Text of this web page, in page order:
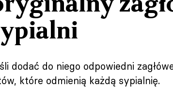
dodać do niego odpowiedni
które odmienią każdą sypialnię.